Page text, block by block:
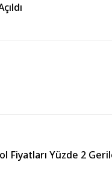
Fiyatları Yüzde 2